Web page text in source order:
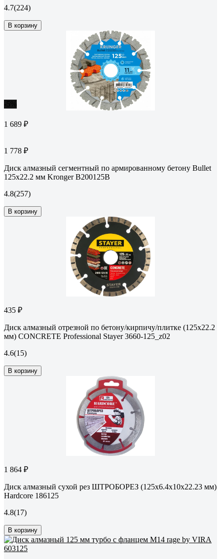
4.7(224)
В корзину
1 689 ₽
1 778 ₽
Диск алмазный сегментный по армированному бетону Bullet
125x22.2 мм Kronger B200125B
4.8(257)
В корзину
435 ₽
Диск алмазный отрезной по бетону/кирпичу/плитке (125х22.2
мм) CONCRETE Professional Stayer 3660-125_z02
4.6(15)
В корзину
1 864 ₽
Диск алмазный сухой рез ШТРОБОРЕЗ (125x6.4x10x22.23 мм)
Hardcore 186125
4.8(17)
В корзину